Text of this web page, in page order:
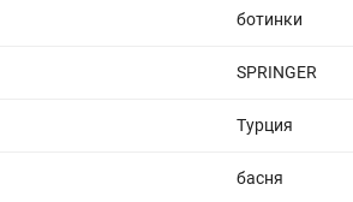
ботинки
SPRINGER
Турция
басня